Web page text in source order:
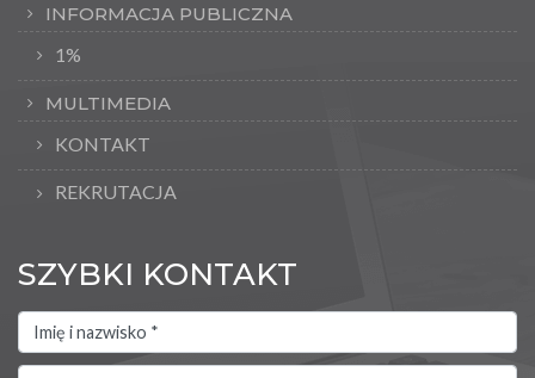
INFORMACJA PUBLICZNA
1%
MULTIMEDIA
KONTAKT
REKRUTACJA
SZYBKI KONTAKT